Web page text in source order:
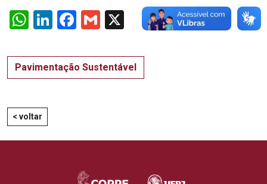
WhatsApp
LinkedIn
Facebook
Gmail
Pavimentação Sustentável
< voltar